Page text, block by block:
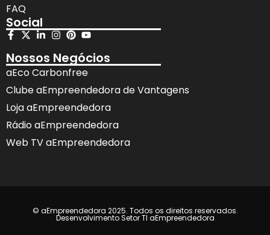
FAQ
Social
Nossos Negócios
aEco Carbonfree
Clube aEmpreendedora de Vantagens
Loja aEmpreendedora
Rádio aEmpreendedora
Web TV aEmpreendedora
© aEmpreendedora 2025. Todos os direitos reservados.
Desenvolvimento Setor TI aEmpreendedora